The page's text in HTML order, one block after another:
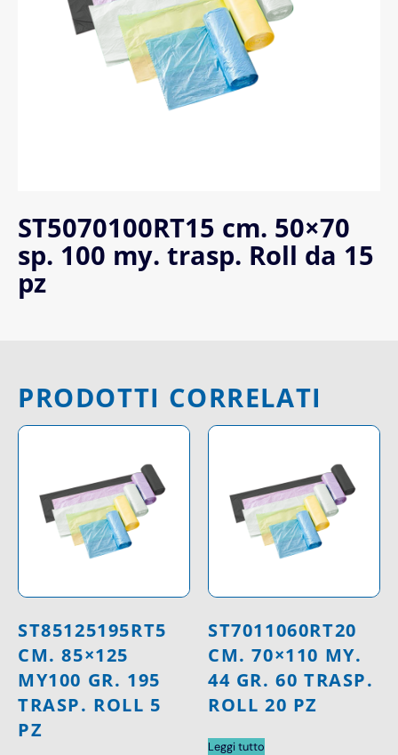
ST5070100RT15 cm. 50×70
sp. 100 my. trasp. Roll da 15
pz
PRODOTTI CORRELATI
ST85125195RT5
CM. 85×125
MY100 GR. 195
TRASP. ROLL 5
PZ
ST7011060RT20
CM. 70×110 MY.
44 GR. 60 TRASP.
ROLL 20 PZ
Leggi tutto